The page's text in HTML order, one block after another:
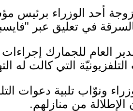
أحد الوزراء برئيس
بالسرقة في تعليق عبر
العام للجمارك
التلفزيونيّة التي كالت له
ونوّاب تلبية دعوات
الإطلالة من منازلهم.